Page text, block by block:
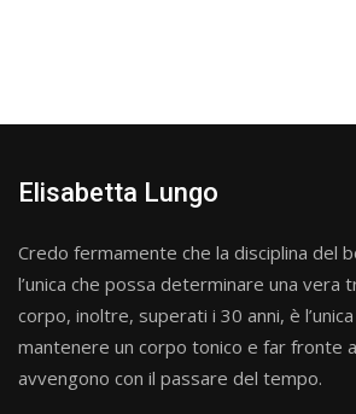
Elisabetta Lungo
Credo fermamente che la disciplina del
l’unica che possa determinare una vera
corpo, inoltre, superati i 30 anni, è
mantenere un corpo tonico e far fronte
avvengono con il passare del tempo.